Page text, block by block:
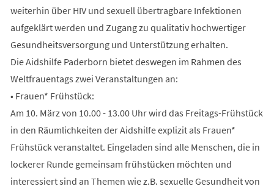
weiterhin über HIV und sexuell übertragbare Infektionen
aufgeklärt werden und Zugang zu qualitativ hochwertiger
Gesundheitsversorgung und Unterstützung erhalten.
Die Aidshilfe Paderborn bietet deswegen im Rahmen des
Weltfrauentags zwei Veranstaltungen an:
• Frauen* Frühstück:
Am 10. März von 10.00 - 13.00 Uhr wird das Freitags-Frühstück
in den Räumlichkeiten der Aidshilfe explizit als Frauen*
Frühstück veranstaltet. Eingeladen sind alle Menschen, die in
lockerer Runde gemeinsam frühstücken möchten und
interessiert sind an Themen wie z.B. sexuelle Gesundheit von